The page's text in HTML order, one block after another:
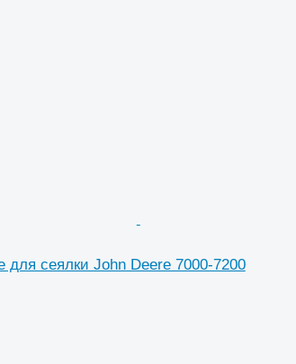
для сеялки John Deere 7000-7200